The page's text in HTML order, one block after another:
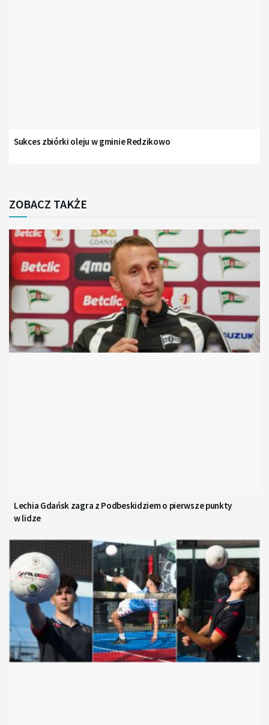
Sukces zbiórki oleju w gminie Redzikowo
ZOBACZ TAKŻE
Lechia Gdańsk zagra z Podbeskidziem o pierwsze punkty
w lidze